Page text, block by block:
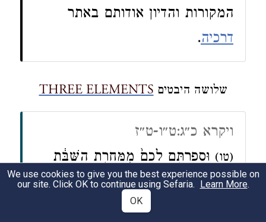
המקורות והדיון אודותם באתר
דרכיה.
THREE ELEMENTS שלושה היבטים
ויקרא כ״ג:ט״ו-ט״ז
(טו)וּסְפַרְתֶּ֤ם לָכֶם֙ מִמָּחֳרַ֣ת הַשַּׁבָּ֔ת
מִיּוֹם֙ הֲבִ֣יאֲכֶ֔ם אֶת־עֹ֖מֶר הַתְּנוּפָ֑ה שֶׁ֥בַע
שַׁבָּת֖וֹת תְּמִימֹ֥ת תִּהְיֶֽינָה׃
We use cookies to give you the best experience possible on
our site. Click OK to continue using Sefaria. Learn More.
OK